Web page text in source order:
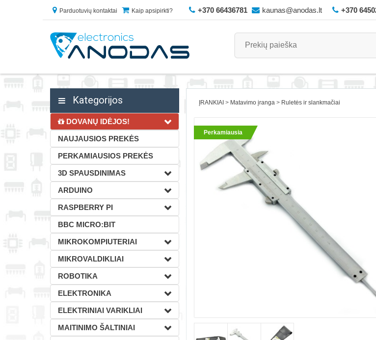
Parduotuvių kontaktai Kaip apsipirkti? +370 66436781 kaunas@anodas.lt +370
Kategorijos
DOVANŲ IDĖJOS!
NAUJAUSIOS PREKĖS
PERKAMIAUSIOS PREKĖS
3D SPAUSDINIMAS
ARDUINO
RASPBERRY PI
BBC MICRO:BIT
MIKROKOMPIUTERIAI
MIKROVALDIKLIAI
ROBOTIKA
ELEKTRONIKA
ELEKTRINIAI VARIKLIAI
MAITINIMO ŠALTINIAI
ĮRANKIAI Matavimo įranga Ruletės ir slankmačiai
Perkamiausia